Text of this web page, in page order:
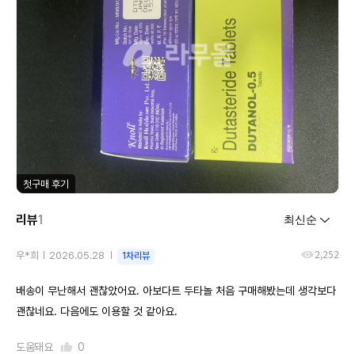
첫구매 후기
리뷰1
우*희 2026.05.28 1차리뷰 2,252
배송이 무난해서 괜찮았어요. 아보다트 두타놀 처음 구매해봤는데 생각보다
괜찮네요. 다음에도 이용할 것 같아요.
도움돼요 0